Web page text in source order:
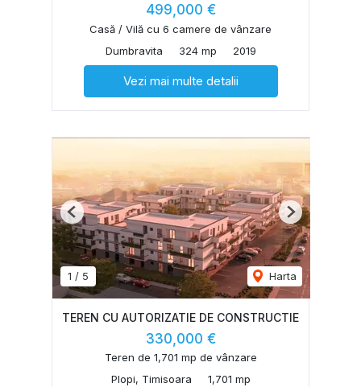
499,000 €
Casă / Vilă cu 6 camere de vânzare
Dumbravita
324 mp 2019
Vezi mai multe detalii
1 / 5 Harta
Previous Next
TEREN CU AUTORIZATIE DE CONSTRUCTIE
330,000 €
Teren de 1,701 mp de vânzare
Plopi, Timisoara
1,701 mp